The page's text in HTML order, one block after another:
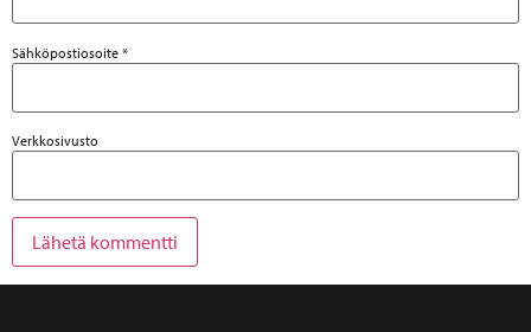
Sähköpostiosoite *
Verkkosivusto